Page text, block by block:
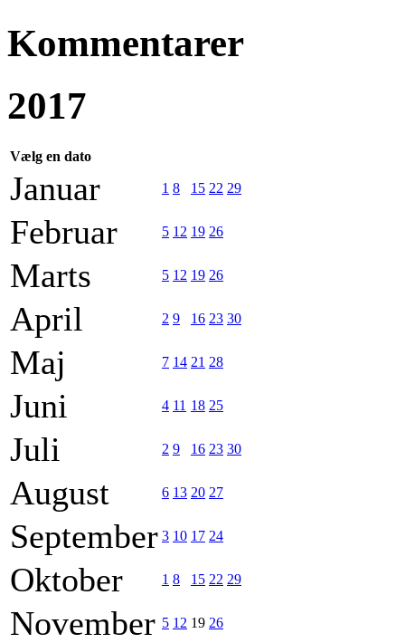
Kommentarer
2017
Vælg en dato
Januar 1 8 15 22 29
Februar 5 12 19 26
Marts 5 12 19 26
April 2 9 16 23 30
Maj 7 14 21 28
Juni 4 11 18 25
Juli 2 9 16 23 30
August 6 13 20 27
September 3 10 17 24
Oktober 1 8 15 22 29
November 5 12 19 26